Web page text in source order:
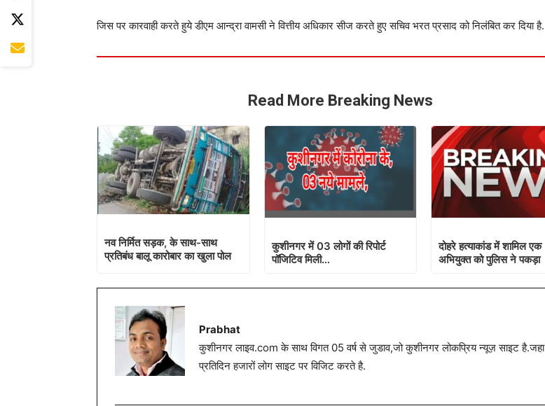
जिस पर कारवाही करते हुये डीएम आन्द्रा वामसी ने वित्तीय अधिकार सीज करते हुए सचिव भरत प्रसाद को निलंबित कर दिया है.
Read More Breaking News
नव निर्मित सड़क, के साथ-साथ
प्रतिबंध बालू कारोबार का खुला पोल
कुशीनगर में 03 लोगों की रिपोर्ट
पॉजिटिव मिली…
दोहरे हत्याकांड में शामिल एक
अभियुक्त को पुलिस ने पकड़ा
Prabhat
कुशीनगर लाइव.com के साथ विगत 05 वर्ष से जुडाव,जो कुशीनगर लोकप्रिय न्यूज़ साइट है.जहा
प्रतिदिन हजारों लोग साइट पर विजिट करते है.